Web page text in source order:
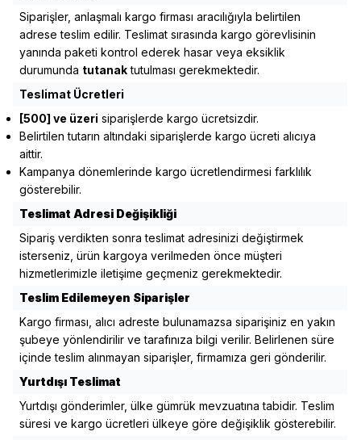
Siparişler, anlaşmalı kargo firması aracılığıyla belirtilen
adrese teslim edilir. Teslimat sırasında kargo görevlisinin
yanında paketi kontrol ederek hasar veya eksiklik
durumunda tutanaktutulması gerekmektedir.
Teslimat Ücretleri
[500] ve üzeri siparişlerde kargo ücretsizdir.
Belirtilen tutarın altındaki siparişlerde kargo ücreti alıcıya
aittir.
Kampanya dönemlerinde kargo ücretlendirmesi farklılık
gösterebilir.
Teslimat Adresi Değişikliği
Sipariş verdikten sonra teslimat adresinizi değiştirmek
isterseniz, ürün kargoya verilmeden önce müşteri
hizmetlerimizle iletişime geçmeniz gerekmektedir.
Teslim Edilemeyen Siparişler
Kargo firması, alıcı adreste bulunamazsa siparişiniz en yakın
şubeye yönlendirilir ve tarafınıza bilgi verilir. Belirlenen süre
içinde teslim alınmayan siparişler, firmamıza geri gönderilir.
Yurtdışı Teslimat
Yurtdışı gönderimler, ülke gümrük mevzuatına tabidir. Teslim
süresi ve kargo ücretleri ülkeye göre değişiklik gösterebilir.